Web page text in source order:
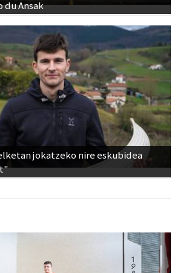
du Ansak
jokatzeko nire eskubidea